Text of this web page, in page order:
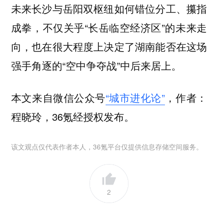
未来长沙与岳阳双枢纽如何错位分工、攥指
成拳，不仅关乎“长岳临空经济区”的未来走
向，也在很大程度上决定了湖南能否在这场
强手角逐的“空中争夺战”中后来居上。
本文来自微信公众号“城市进化论”，作者：
程晓玲，36氪经授权发布。
该文观点仅代表作者本人，36氪平台仅提供信息存储空间服务。
2